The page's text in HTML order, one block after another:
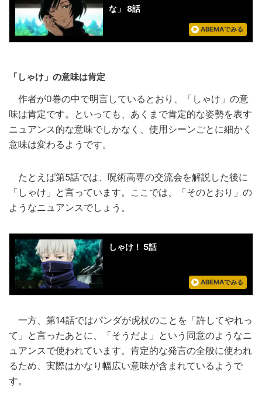
な」 8話
ABEMAでみる
「しゃけ」の意味は肯定
作者が0巻の中で明言しているとおり、「しゃけ」の意
味は肯定です。といっても、あくまで肯定的な姿勢を表す
ニュアンス的な意味でしかなく、使用シーンごとに細かく
意味は変わるようです。
たとえば第5話では、呪術高専の交流会を解説した後に
「しゃけ」と言っています。ここでは、「そのとおり」の
ようなニュアンスでしょう。
しゃけ！ 5話
ABEMAでみる
一方、第14話ではパンダが虎杖のことを「許してやれっ
て」と言ったあとに、「そうだよ」という同意のようなニ
ュアンスで使われています。肯定的な発言の全般に使われ
るため、実際はかなり幅広い意味が含まれているようで
す。